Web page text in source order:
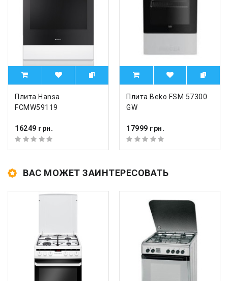
Плита Hansa
FCMW59119
16249 грн.
Плита Beko FSM 57300
GW
17999 грн.
ВАС МОЖЕТ ЗАИНТЕРЕСОВАТЬ